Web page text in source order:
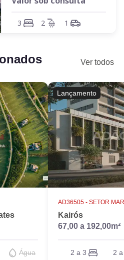
3 2 1
Ver todos
Água
Lançamento
AD36505 - SETOR
Kairós
67,00 a 192,00m²
2 a 3 2